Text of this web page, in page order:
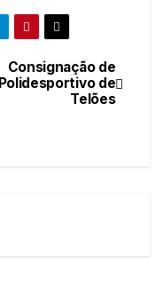
Consignação de
Polidesportivo de
Telões